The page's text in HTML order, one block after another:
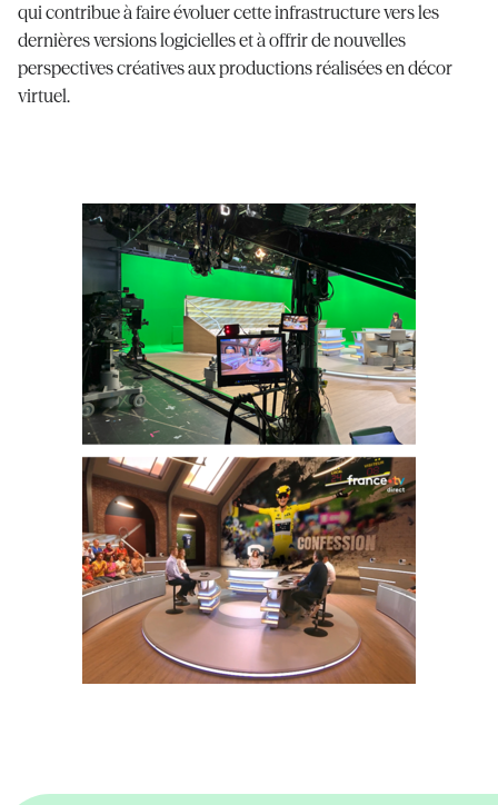
qui contribue à faire évoluer cette infrastructure vers les
dernières versions logicielles et à offrir de nouvelles
perspectives créatives aux productions réalisées en décor
virtuel.